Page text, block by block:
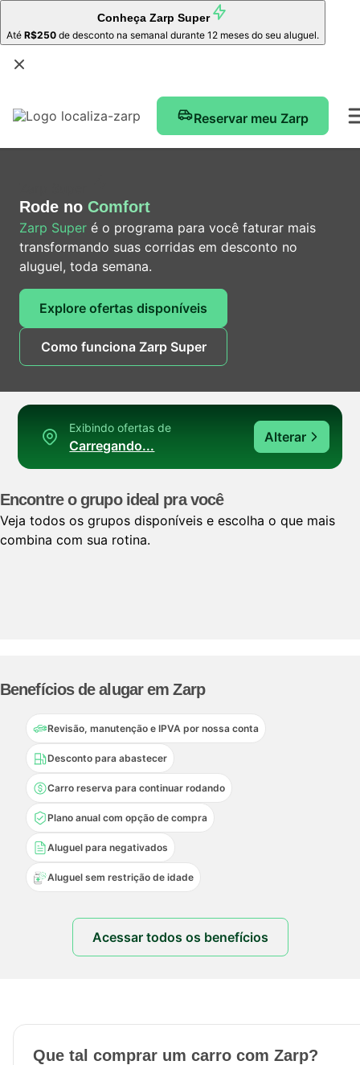
Conheça Zarp Super
Até R$250 de desconto na semanal durante 12 meses do seu aluguel.
Reservar meu Zarp
Rode no Comfort
Zarp Super é o programa para você faturar mais
transformando suas corridas em desconto no
aluguel, toda semana.
Explore ofertas disponíveis
Como funciona Zarp Super
Exibindo ofertas de
Carregando...
Alterar
Encontre o grupo ideal pra você
Veja todos os grupos disponíveis e escolha o que mais
combina com sua rotina.
Benefícios de alugar em Zarp
Revisão, manutenção e IPVA por nossa conta
Desconto para abastecer
Carro reserva para continuar rodando
Plano anual com opção de compra
Aluguel para negativados
Aluguel sem restrição de idade
Acessar todos os benefícios
Que tal comprar um carro com Zarp?